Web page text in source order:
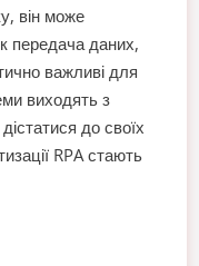
він може
передача даних,
важливі для
виходять з
до своїх
RPA стають